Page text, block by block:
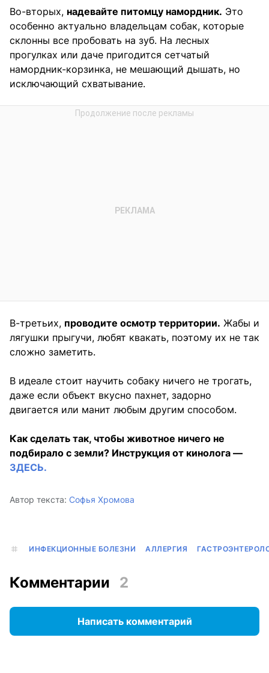
Во-вторых, надевайте питомцу намордник. Это
особенно актуально владельцам собак, которые
склонны все пробовать на зуб. На лесных
прогулках или даче пригодится сетчатый
намордник-корзинка, не мешающий дышать, но
исключающий схватывание.
В-третьих, проводите осмотр территории. Жабы и
лягушки прыгучи, любят квакать, поэтому их не так
сложно заметить.
В идеале стоит научить собаку ничего не трогать,
даже если объект вкусно пахнет, задорно
двигается или манит любым другим способом.
Как сделать так, чтобы животное ничего не
подбирало с земли? Инструкция от кинолога —
ЗДЕСЬ.
Автор текста: Софья Хромова
ИНФЕКЦИОННЫЕ БОЛЕЗНИ АЛЛЕРГИЯ
Комментарии 2
Написать комментарий